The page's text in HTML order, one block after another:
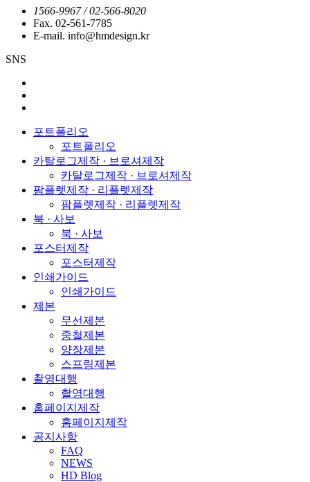
1566-9967 / 02-566-8020
Fax. 02-561-7785
E-mail. info@hmdesign.kr
SNS
포트폴리오
포트폴리오
카탈로그제작 · 브로셔제작
카탈로그제작 · 브로셔제작
팜플렛제작 · 리플렛제작
팜플렛제작 · 리플렛제작
북 · 사보
북 · 사보
포스터제작
포스터제작
인쇄가이드
인쇄가이드
제본
무선제본
중철제본
양장제본
스프링제본
촬영대행
촬영대행
홈페이지제작
홈페이지제작
공지사항
FAQ
NEWS
HD Blog